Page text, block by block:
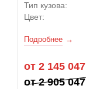
Тип кузова:
Цвет:
Подробнее
от 2 145 047
от 2 905 047